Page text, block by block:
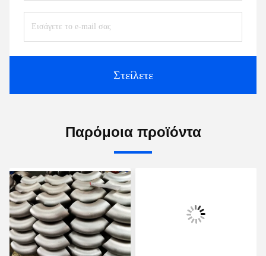
Στείλετε
Παρόμοια προϊόντα